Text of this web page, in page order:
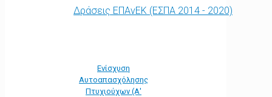
Δράσεις ΕΠΑνΕΚ (ΕΣΠΑ 2014 - 2020)
Ενίσχυση
Αυτοαπασχόλησης
Πτυχιούχων (Α'